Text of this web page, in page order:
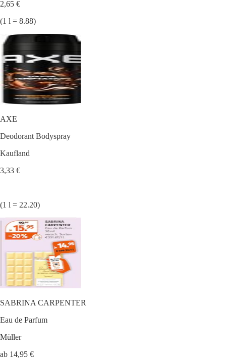
2,65 €
(1 l = 8.88)
AXE
Deodorant Bodyspray
Kaufland
3,33 €
(1 l = 22.20)
SABRINA CARPENTER
Eau de Parfum
Müller
ab 14,95 €